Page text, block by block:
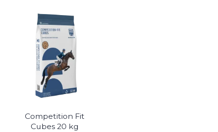
Competition Fit
Cubes 20 kg